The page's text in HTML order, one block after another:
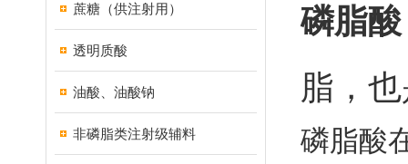
蔗糖（供注射用）
透明质酸
油酸、油酸钠
非磷脂类注射级辅料
磷脂酸
脂，
磷脂酸